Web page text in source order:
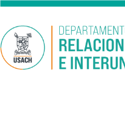
Pasar al contenido principal